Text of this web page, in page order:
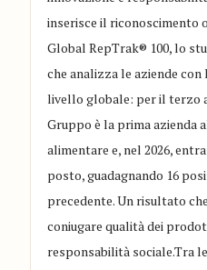
inserisce il riconoscimento
Global RepTrak® 100, lo
che analizza le aziende
livello globale: per il terzo
Gruppo è la prima azienda
alimentare e, nel 2026,
posto, guadagnando 16
precedente. Un risultato
coniugare qualità dei
responsabilità sociale.Tra